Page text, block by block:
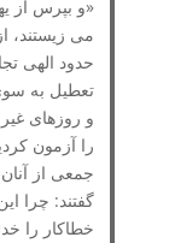
«و بپرس از
می زیستند،
حدود الهی
تعطیل به
و روزهای
را آزمون
جمعی از
گفتند: چرا
خطاکار را